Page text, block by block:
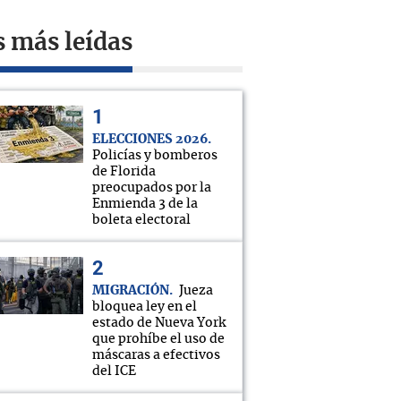
más leídas
ELECCIONES 2026
Policías y bomberos
de Florida
preocupados por la
Enmienda 3 de la
boleta electoral
MIGRACIÓN
Jueza
bloquea ley en el
estado de Nueva York
que prohíbe el uso de
máscaras a efectivos
del ICE